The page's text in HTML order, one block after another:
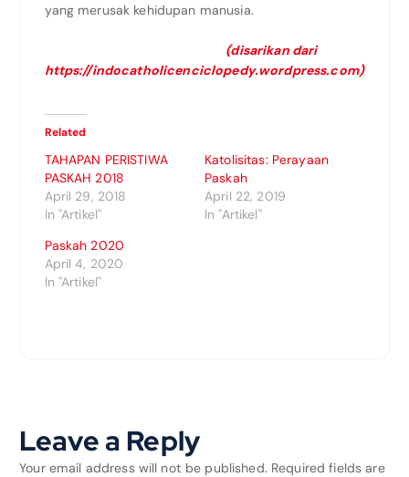
yang merusak kehidupan manusia.
(disarikan dari
https://indocatholicenciclopedy.wordpress.com)
Related
TAHAPAN PERISTIWA
PASKAH 2018
April 29, 2018
In "Artikel"
Katolisitas: Perayaan
Paskah
April 22, 2019
In "Artikel"
Paskah 2020
April 4, 2020
In "Artikel"
Leave a Reply
Your email address will not be published. Required fields are